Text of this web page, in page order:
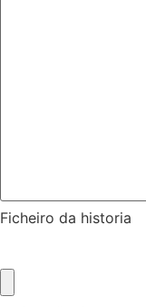
Ficheiro da historia